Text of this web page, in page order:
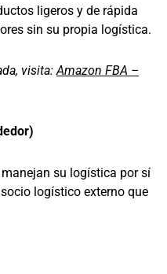
ligeros y de rápida
sin su propia logística.
visita: Amazon FBA –
su logística por sí
logístico externo que